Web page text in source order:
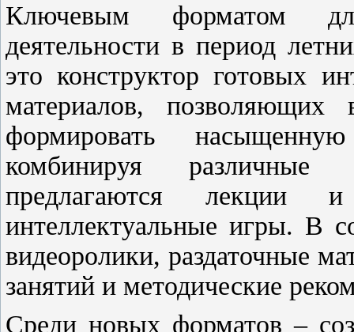
Ключевым форматом для
деятельности в период
это конструктор готовых
материалов, позволяющих
формировать
комбинируя различные
предлагаются лекции
интеллектуальные игры. В
видеоролики, раздаточные
занятий и методические
Среди новых форматов –